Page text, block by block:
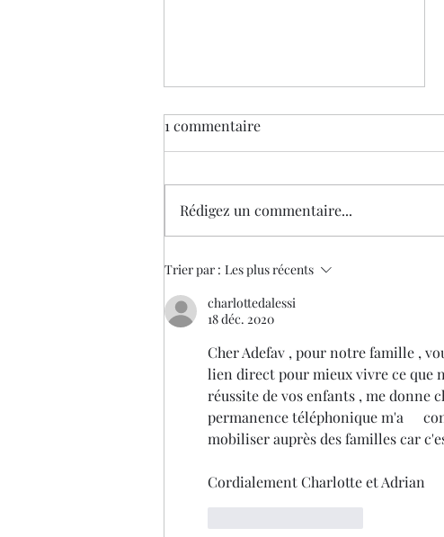
Webinaire "L'apprentissage de
Visser. Le 14 décembre à 13h.
1 commentaire
Rédigez un commentaire...
Trier par : Les plus récents
charlottedalessi
18 déc. 2020
Cher Adefav , pour notre famille ,
lien direct pour mieux vivre ce que
réussite de vos enfants , me donne
permanence téléphonique m'a 	convaincue de la réussite auditive de ma petite. Merci de vous
mobiliser auprès des familles car
Cordialement Charlotte et Adrian